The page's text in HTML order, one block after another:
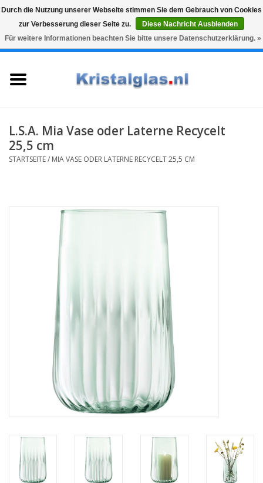
Snelle levering
Graveren
0 Artikel - €0,00
Karaffen
Glasgravur fur karaffe und
L.S.A. Mia Vase oder Laterne Recycelt
25,5 cm
STARTSEITE/ MIA VASE ODER LATERNE RECYCELT 25,5 CM
Durch die Nutzung unserer Webseite stimmen Sie dem Gebrauch von Cookies
zur Verbesserung dieser Seite zu.
Diese Nachricht Ausblenden
Für weitere Informationen beachten Sie bitte unsere Datenschutzerklärung. »